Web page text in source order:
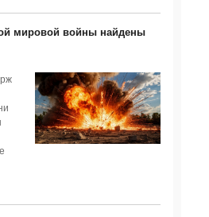
мировой войны найдены